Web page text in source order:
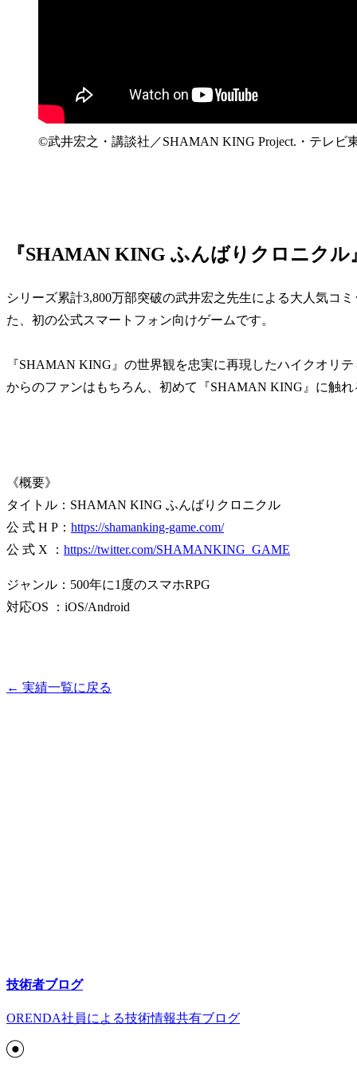
©武井宏之・講談社／SHAMAN KING Project.・テレビ
『SHAMAN KING ふんばりクロニクル
シリーズ累計3,800万部突破の武井宏之先生による大人気コ
た、初の公式スマートフォン向けゲームです。
『SHAMAN KING』の世界観を忠実に再現したハイクオリ
からのファンはもちろん、初めて『SHAMAN KING』に触
《概要》
タイトル：SHAMAN KING ふんばりクロニクル
公 式 H P： https://shamanking-game.com/
公 式 X ： https://twitter.com/SHAMANKING_GAME
ジャンル：500年に1度のスマホRPG
対応OS ：iOS/Android
← 実績一覧に戻る
技術者ブログ
ORENDA社員による技術情報共有ブログ